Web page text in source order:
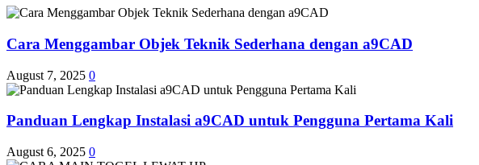
Cara Menggambar Objek Teknik Sederhana dengan a9CAD
August 7, 2025 0
Panduan Lengkap Instalasi a9CAD untuk Pengguna Pertama Kali
August 6, 2025 0